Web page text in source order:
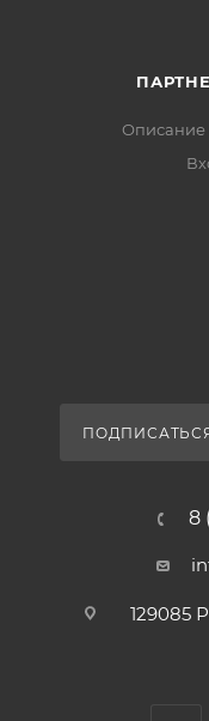
Описание
8
129085